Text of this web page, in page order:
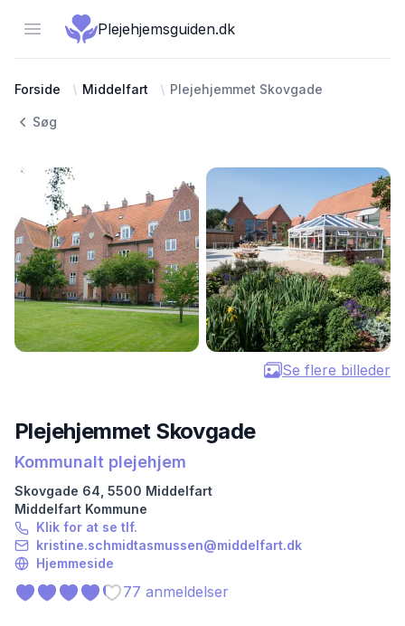
Open menuPlejehjemsguiden.dk
Forside Middelfart Plejehjemmet Skovgade
Søg
Se flere billeder
Plejehjemmet Skovgade
Kommunalt plejehjem
Skovgade 64 5500 Middelfart
Middelfart Kommune
Klik for at se tlf.
kristine.schmidtasmussen@middelfart.dk
Hjemmeside
77 anmeldelser